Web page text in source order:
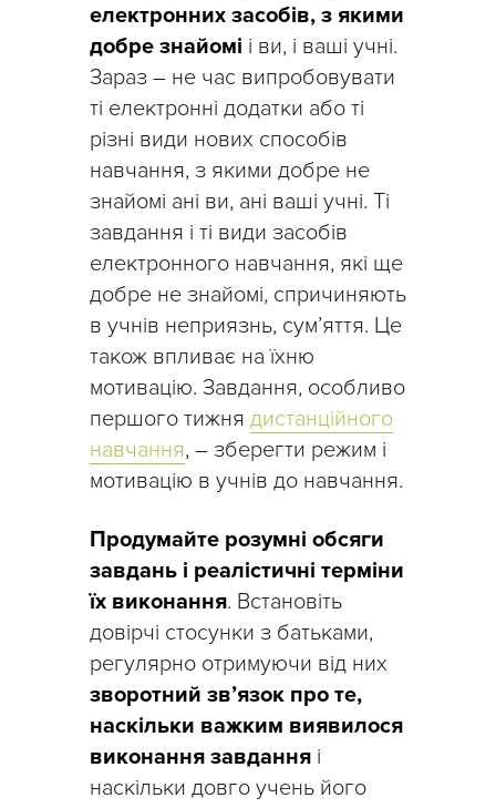
електронних засобів, з якими
добре знайомі і ви, і ваші учні.
Зараз – не час випробовувати
ті електронні додатки або ті
різні види нових способів
навчання, з якими добре не
знайомі ані ви, ані ваші учні. Ті
завдання і ті види засобів
електронного навчання, які ще
добре не знайомі, спричиняють
в учнів неприязнь, сум’яття. Це
також впливає на їхню
мотивацію. Завдання, особливо
першого тижня дистанційного
навчання, – зберегти режим і
мотивацію в учнів до навчання.
Продумайте розумні обсяги
завдань і реалістичні терміни
їх виконання. Встановіть
довірчі стосунки з батьками,
регулярно отримуючи від них
зворотний зв’язок про те,
наскільки важким виявилося
виконання завдання і
наскільки довго учень його